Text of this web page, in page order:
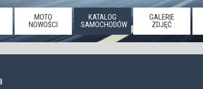
MOTO
NOWOŚCI
KATALOG
SAMOCHODÓW
GALERIE
ZDJĘĆ